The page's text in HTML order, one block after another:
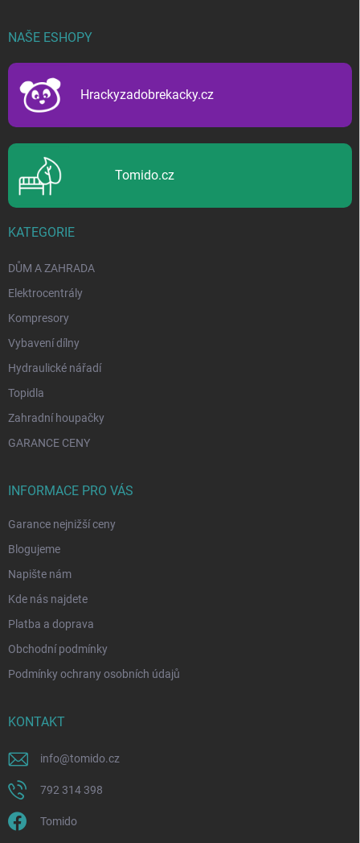
NAŠE ESHOPY
Hrackyzadobrekacky.cz
Tomido.cz
KATEGORIE
DŮM A ZAHRADA
Elektrocentrály
Kompresory
Vybavení dílny
Hydraulické nářadí
Topidla
Zahradní houpačky
GARANCE CENY
INFORMACE PRO VÁS
Garance nejnižší ceny
Blogujeme
Napište nám
Kde nás najdete
Platba a doprava
Obchodní podmínky
Podmínky ochrany osobních údajů
KONTAKT
info@tomido.cz
792 314 398
Tomido